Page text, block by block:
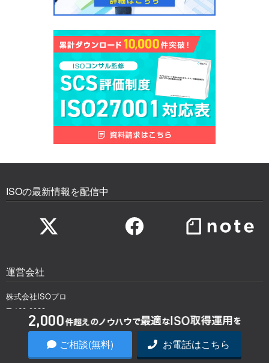
ISOの最新情報を配信中
運営会社
株式会社ISOプロ
〒160-0023
東京都新宿区西新宿6-8-1 住友不動産新宿オークタワー21階
【WEB】24時間受付中
ご相談(無料) お電話はこちら